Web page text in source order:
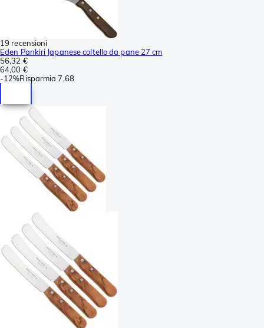
19 recensioni
Eden Pankiri Japanese coltello da pane 27 cm
56,32 €
64,00 €
-12%Risparmia 7,68